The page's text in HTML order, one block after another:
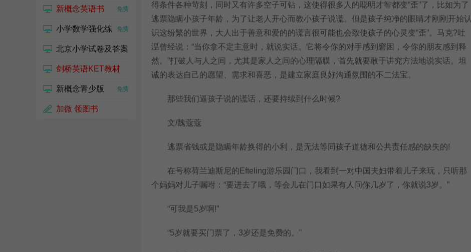
新概念英语书 免费
小学数学强化练 免费
北京小学试卷及答案
免费
剑桥英语KET教材
免费
新概念青少版 免费
加微 领图书
得条件各种苛刻，同时又有许多空子可钻，这使得很多人的聪明才智都变“歪”了，比如为了
逃票隐瞒小孩子年龄，为了让老人开心而教小孩子说谎。但是孩子纯净的眼睛才刚刚开始认
识这纷繁的世界，大人出于善意和爱的的谎言很可能也会致使孩子的心灵变“歪”。马克?吐
温曾经说：“当你拿不定主意时，就说实话。它将令你的对手感到窘困，令你的朋友感到释
然。”打破人与人之间，尤其是家人之间的心理隔膜，首先就要敢于讲究方法地说实话。坦
诚的表达自己的愿望、需求和喜恶，是建立家庭良好沟通氛围的不二法宝。
那些我们逼孩子说的谎话，还要持续到什么时候?
文/魏蔻蔻
逃票省钱或是隐瞒年龄换得的小利，是无法等同孩子道德和公共责任感的缺失的!
在号称荷兰迪斯尼的Efteling游乐园门口，我看到一对中国夫妇带着儿子来玩，只听那
个妈妈对儿子嘱咐：“要进去了哦，等会儿在门口如果有人问你几岁了，你就说3岁。”
“可我是5岁啊!”
“5岁就要买门票了，3岁还是免费的。”